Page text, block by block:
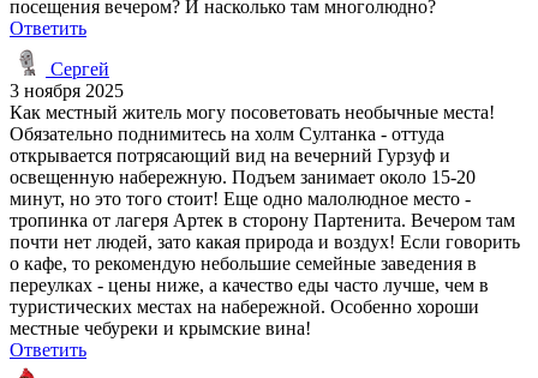
посещения вечером? И насколько там многолюдно?
Ответить
Сергей
3 ноября 2025
Как местный житель могу посоветовать необычные места!
Обязательно поднимитесь на холм Султанка - оттуда
открывается потрясающий вид на вечерний Гурзуф и
освещенную набережную. Подъем занимает около 15-20
минут, но это того стоит! Еще одно малолюдное место -
тропинка от лагеря Артек в сторону Партенита. Вечером там
почти нет людей, зато какая природа и воздух! Если говорить
о кафе, то рекомендую небольшие семейные заведения в
переулках - цены ниже, а качество еды часто лучше, чем в
туристических местах на набережной. Особенно хороши
местные чебуреки и крымские вина!
Ответить